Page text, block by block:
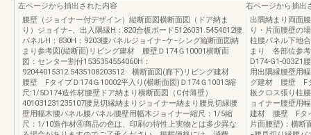
左ページから抽出された内容
腰壁（ジョイナー付デザイン）縦断面図横断面図（ドア納ま
り）ジョイナ−、出入隅縁H：820合板ボード5126031.5454012腰
パネルH：830H：9203腰パネルジョイナ−ケ−シング縦断面図納
まり参考図(縦断面)リビング建材 腰壁Ｄ174Ｇ10001横断面
図：センター割付1535354554060H：
92044015312.5435108203512 横断面図(廊下)リビング建材
腰壁 FタイプＤ174Ｇ10002平入り(横断面図)Ｄ174Ｇ10013縮
尺:1/5D174造作材腰壁ドア納まり横断面図（C付薄壁）
401031231235107腰見切縁納まりジョイナー納まり腰見切縁腰
壁用幅木腰パネル腰パネル腰壁用幅木ジョイナー縮尺：1/5縮
尺：1/10造作材④商品の色は、印刷の特性上実物とは多少異な
右ページから抽出
出隅納まり両面
り・片面腰壁の
柱腰パネル下地
まり 各部位参
D174-G1-003Z1
用出隅縁腰壁用
グ建材 腰壁 Fタ
板クロス張り柱
ョイナー腰壁用
建材 腰壁 Fタイ
片面腰壁)：横断